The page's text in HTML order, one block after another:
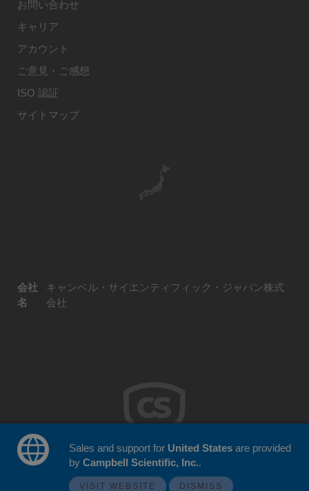
お問い合わせ
キャリア
アカウント
ご意見・ご感想
ISO 認証
サイトマップ
会社
名
キャンベル・サイエンティフィック・ジャパン株式
会社
ウェブサイトフィードバック
© 2026 Campbell Scientific Japan
Sales and support for United Statesare provided
by Campbell Scientific, Inc..
VISIT WEBSITE DISMISS